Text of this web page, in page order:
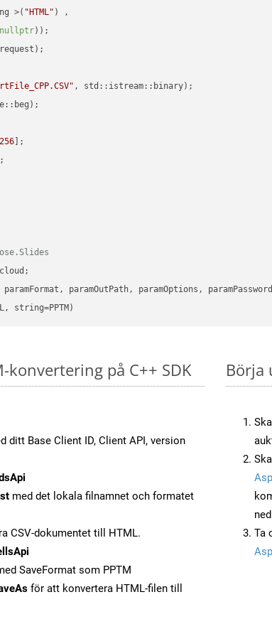
>(
"HTML" ) ,
nullptr))
, std::istream::binary) ;
256 ];
paramFormat, paramOutPath, paramOptions,
string=PPTM)
konvertering på C++ SDK
ditt Base Client ID, Client API, version
med det lokala filnamnet och formatet
CSV-dokumentet till HTML.
SaveFormat som PPTM
för att konvertera HTML-filen till
Börja
Ta